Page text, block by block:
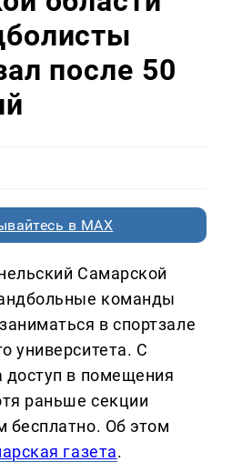
после 50
в MAX
Самарской
команды
в спортзале
университета. С
доступ в помещения
раньше секции
бесплатно. Об этом
газета.